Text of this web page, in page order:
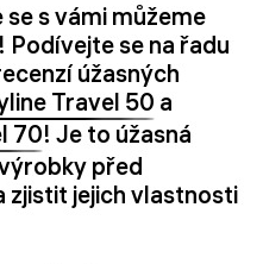
s vámi můžeme
se na řadu
úžasných
Travel 50 a
70! Je to úžasná
před
zjistit jejich vlastnosti